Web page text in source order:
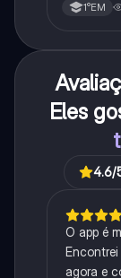
1°EM
Eles
4.6/
O app é
agora e